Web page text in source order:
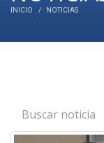
INICIO NOTICIAS